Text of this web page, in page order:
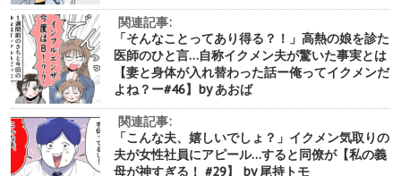
関連記事:
「そんなことってあり得る？！」高熱の娘を診た
医師のひと言…自称イクメン夫が驚いた事実とは
【妻と身体が入れ替わった話ー俺ってイクメンだ
よね？ー#46】by あおば
関連記事:
「こんな夫、嬉しいでしょ？」イクメン気取りの
夫が女性社員にアピール…すると同僚が【私の義
母が神すぎる！ #29】 by 尾持トモ